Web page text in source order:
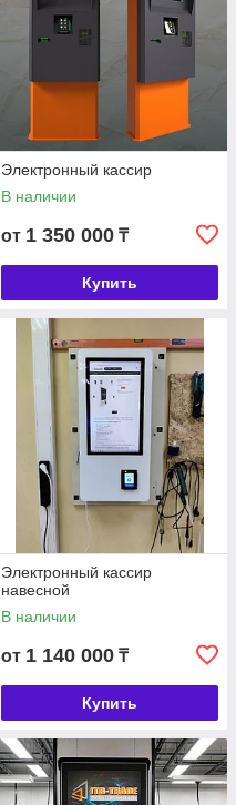
Электронный кассир
В наличии
от 1 350 000 ₸
Купить
Электронный кассир
навесной
В наличии
от 1 140 000 ₸
Купить